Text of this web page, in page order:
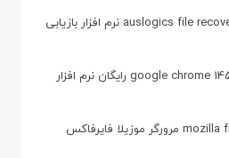
دانلود auslogics file recovery Pro 12.1.1 نرم افزار بازیابی
دانلود google chrome 145.0.7632.117 رایگان نرم افزار